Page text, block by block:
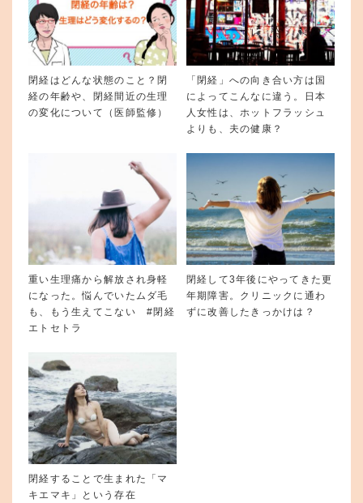
閉経はどんな状態のこと？閉
経の年齢や、閉経間近の生理
の変化について（医師監修）
「閉経」への向き合い方は国
によってこんなに違う。日本
人女性は、ホットフラッシュ
よりも、夫の健康？
重い生理痛から解放され身軽
になった。悩んでいたムダ毛
も、もう生えてこない #閉経
エトセトラ
閉経して3年後にやってきた更
年期障害。クリニックに通わ
ずに改善したきっかけは？
閉経することで生まれた「マ
キエマキ」という存在